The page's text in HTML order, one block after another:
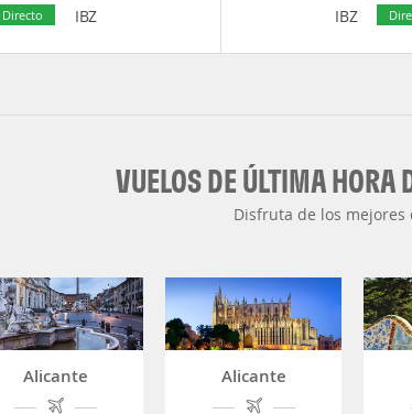
Directo
IBZ IBZ
VUELOS DE ÚLTIMA HORA
Disfruta de los mejores
Alicante Alicante